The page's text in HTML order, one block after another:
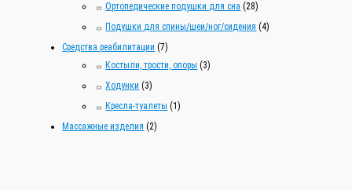
Ортопедические подушки для сна (28)
Подушки для спины/шеи/ног/сидения (4)
Средства реабилитации (7)
Костыли, трости, опоры (3)
Ходунки (3)
Кресла-туалеты (1)
Массажные изделия (2)